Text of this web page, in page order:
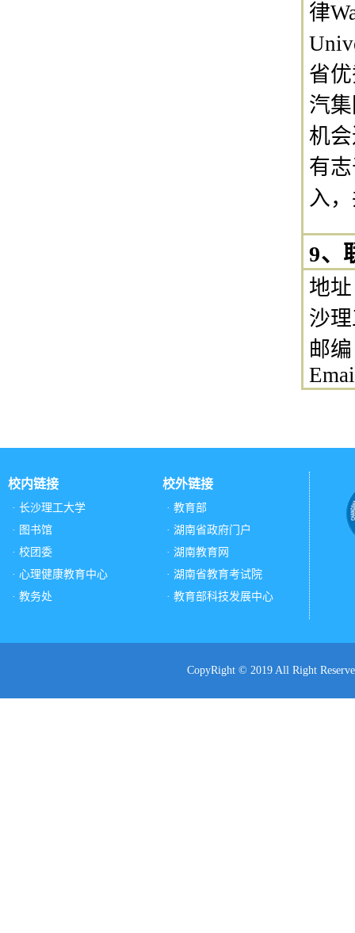
律
省
汽
机
有
入
9、
地
沙
邮
校内链接
· 长沙理工大学
· 图书馆
· 校团委
· 心理健康教育中心
· 教务处
校外链接
· 教育部
· 湖南省政府门户
· 湖南教育网
· 湖南省教育考试院
· 教育部科技发展中心
CopyRight © 2019 All Right